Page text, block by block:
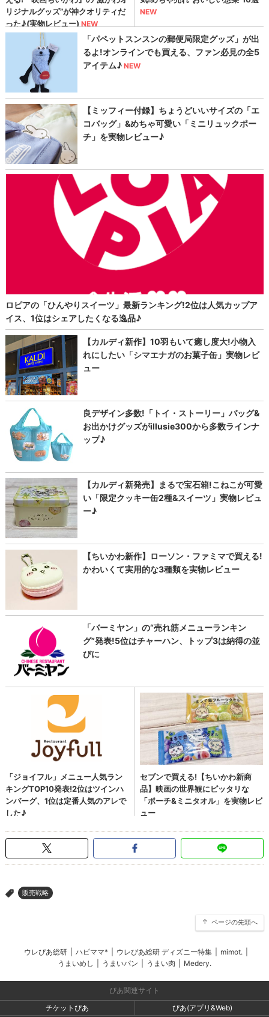
> 販売戦略
ページの先頭へ
ウレぴあ総研 ハピママ* ウレぴあ総研 ディズニー特集 mimot.
うまいめし
うまいパン うまい肉 Medery.
ぴあ関連サイト
チケットぴあ
ぴあ(アプリ&Web)